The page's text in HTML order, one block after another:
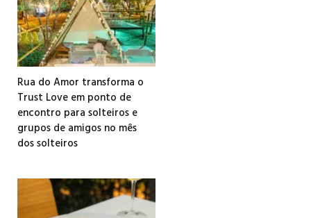
Rua do Amor transforma o
Trust Love em ponto de
encontro para solteiros e
grupos de amigos no mês
dos solteiros